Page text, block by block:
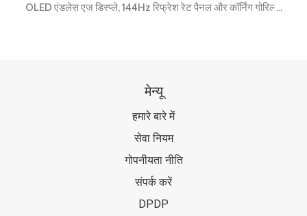
OLED एंडलेस एज डिस्प्ले, 144Hz रिफ्रेश रेट पैनल और कॉर्निंग गोरिल्ला
मेन्यू
हमारे बारे में
सेवा नियम
गोपनीयता नीति
संपर्क करें
DPDP